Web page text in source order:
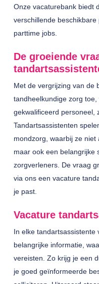
Onze vacaturebank biedt
verschillende
parttime jobs.
De groeiende
Met de vergrijzing van de
tandheelkundige zorg
gekwalificeerd personeel,
Tandartsassistenten
mondzorg, waarbij ze niet
maar ook een belangrijke
zorgverleners. De vraag
via ons een vacature
je past.
Vacature
In elke tandartsassistente
belangrijke informatie,
vereisten. Zo krijg je een
je goed geïnformeerde